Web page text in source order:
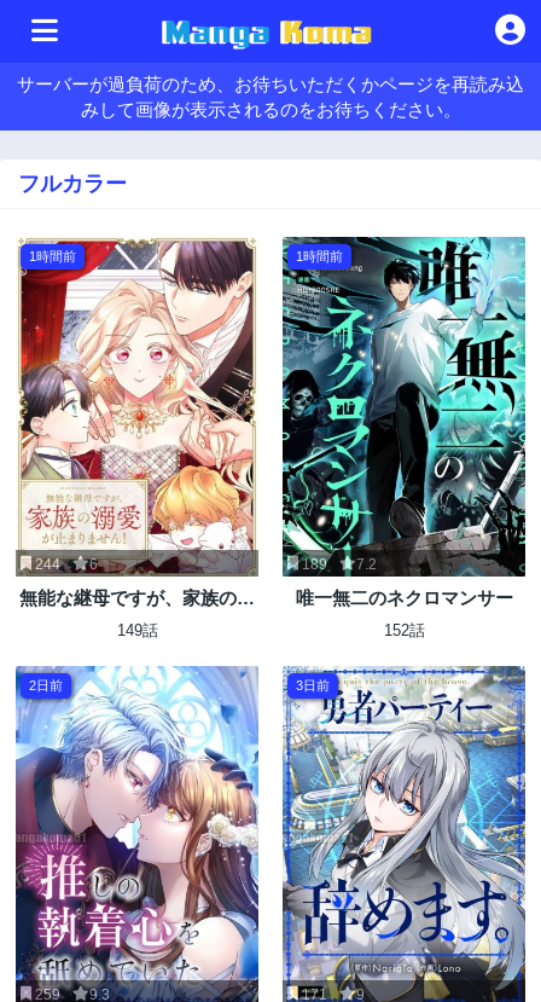
サーバーが過負荷のため、お待ちいただくかページを再読み込
みして画像が表示されるのをお待ちください。
フルカラー
1時間前
244 6
無能な継母ですが、家族の溺
愛が止まりません！
149話
1時間前
189 7.2
唯一無二のネクロマンサー
152話
2日前
259 9.3
3日前
171 9